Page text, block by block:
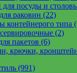
посуды и
раковин (22)
контейнерого типа
(2)
пакетов (6)
крючки,
(991)